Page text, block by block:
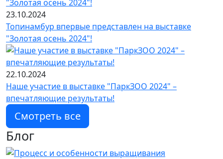
23.10.2024
Топинамбур впервые представлен на выставке
"Золотая осень 2024"!
22.10.2024
Наше участие в выставке "ПаркЗОО 2024" –
впечатляющие результаты!
Смотреть все
Блог